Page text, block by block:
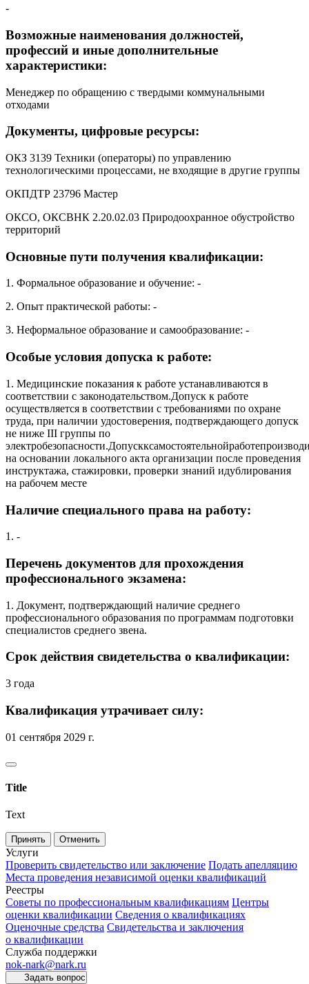
-
Возможные наименования должностей,
профессий и иные дополнительные
характеристики:
Менеджер по обращению с твердыми коммунальными
отходами
Документы, цифровые ресурсы:
ОКЗ 3139 Техники (операторы) по управлению
технологическими процессами, не входящие в другие группы
ОКПДТР 23796 Мастер
ОКСО, ОКСВНК 2.20.02.03 Природоохранное обустройство
территорий
Основные пути получения квалификации:
1. Формальное образование и обучение: -
2. Опыт практической работы: -
3. Неформальное образование и самообразование: -
Особые условия допуска к работе:
1. Медицинские показания к работе устанавливаются в
соответствии с законодательством.Допуск к работе
осуществляется в соответствии с требованиями по охране
труда, при наличии удостоверения, подтверждающего допуск
не ниже III группы по
на основании локального акта организации после проведения
инструктажа, стажировки, проверки знаний идублирования
на рабочем месте
Наличие специального права на работу:
1. -
Перечень документов для прохождения
профессионального экзамена:
1. Документ, подтверждающий наличие среднего
профессионального образования по программам подготовки
специалистов среднего звена.
Срок действия свидетельства о квалификации:
3 года
Квалификация утрачивает силу:
01 сентября 2029 г.
Title
Text
Принять Отменить
Услуги
Проверить свидетельство или заключение Подать апелляцию
Места проведения независимой оценки квалификаций
Реестры
Советы по профессиональным квалификациям Центры
оценки квалификации Сведения о квалификациях
Оценочные средства Свидетельства и заключения
о квалификации
Служба поддержки
nok-nark@nark.ru
Задать вопрос